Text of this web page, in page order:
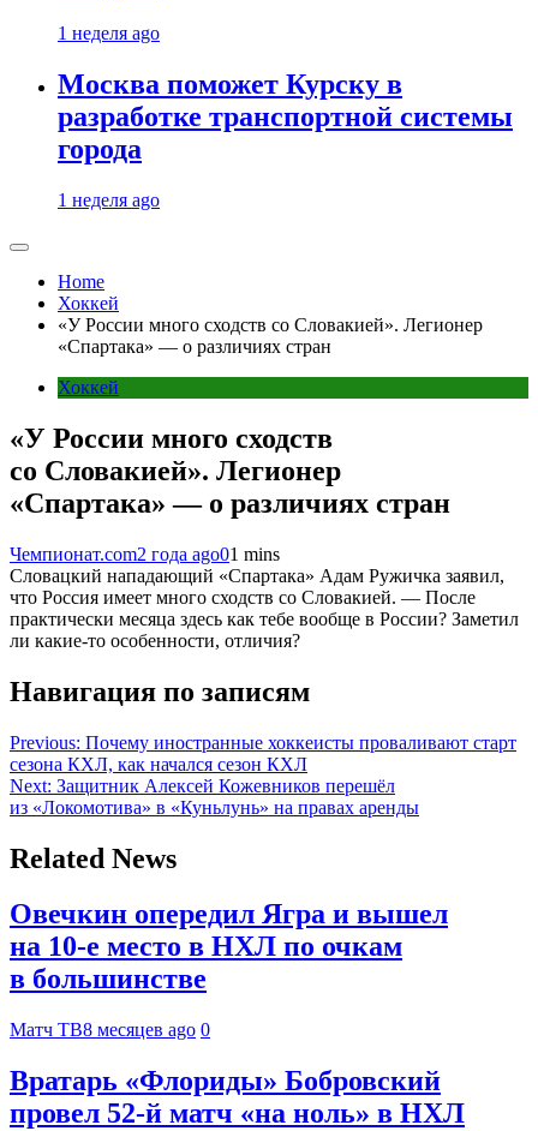
1 неделя ago
Москва поможет Курску в
разработке транспортной системы
города
1 неделя ago
Home
Хоккей
«У России много сходств со Словакией». Легионер
«Спартака» — о различиях стран
Хоккей
«У России много сходств
со Словакией». Легионер
«Спартака» — о различиях стран
Чемпионат.com2 года ago01 mins
Словацкий нападающий «Спартака» Адам Ружичка заявил,
что Россия имеет много сходств со Словакией. — После
практически месяца здесь как тебе вообще в России? Заметил
ли какие-то особенности, отличия?
Навигация по записям
Previous: Почему иностранные хоккеисты проваливают старт
сезона КХЛ, как начался сезон КХЛ
Next: Защитник Алексей Кожевников перешёл
из «Локомотива» в «Куньлунь» на правах аренды
Related News
Овечкин опередил Ягра и вышел
на 10‑е место в НХЛ по очкам
в большинстве
Матч ТВ8 месяцев ago 0
Вратарь «Флориды» Бобровский
провел 52-й матч «на ноль» в НХЛ